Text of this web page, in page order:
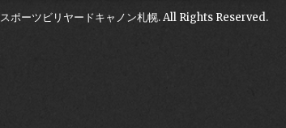
スポーツビリヤードキャノン札幌. All Rights Reserved.